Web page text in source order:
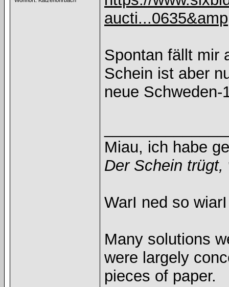
Spontan fällt mir
Schein ist aber
neue
Miau, ich habe
Der Schein
WarI ned so
Many solutions
were largely
pieces of paper.